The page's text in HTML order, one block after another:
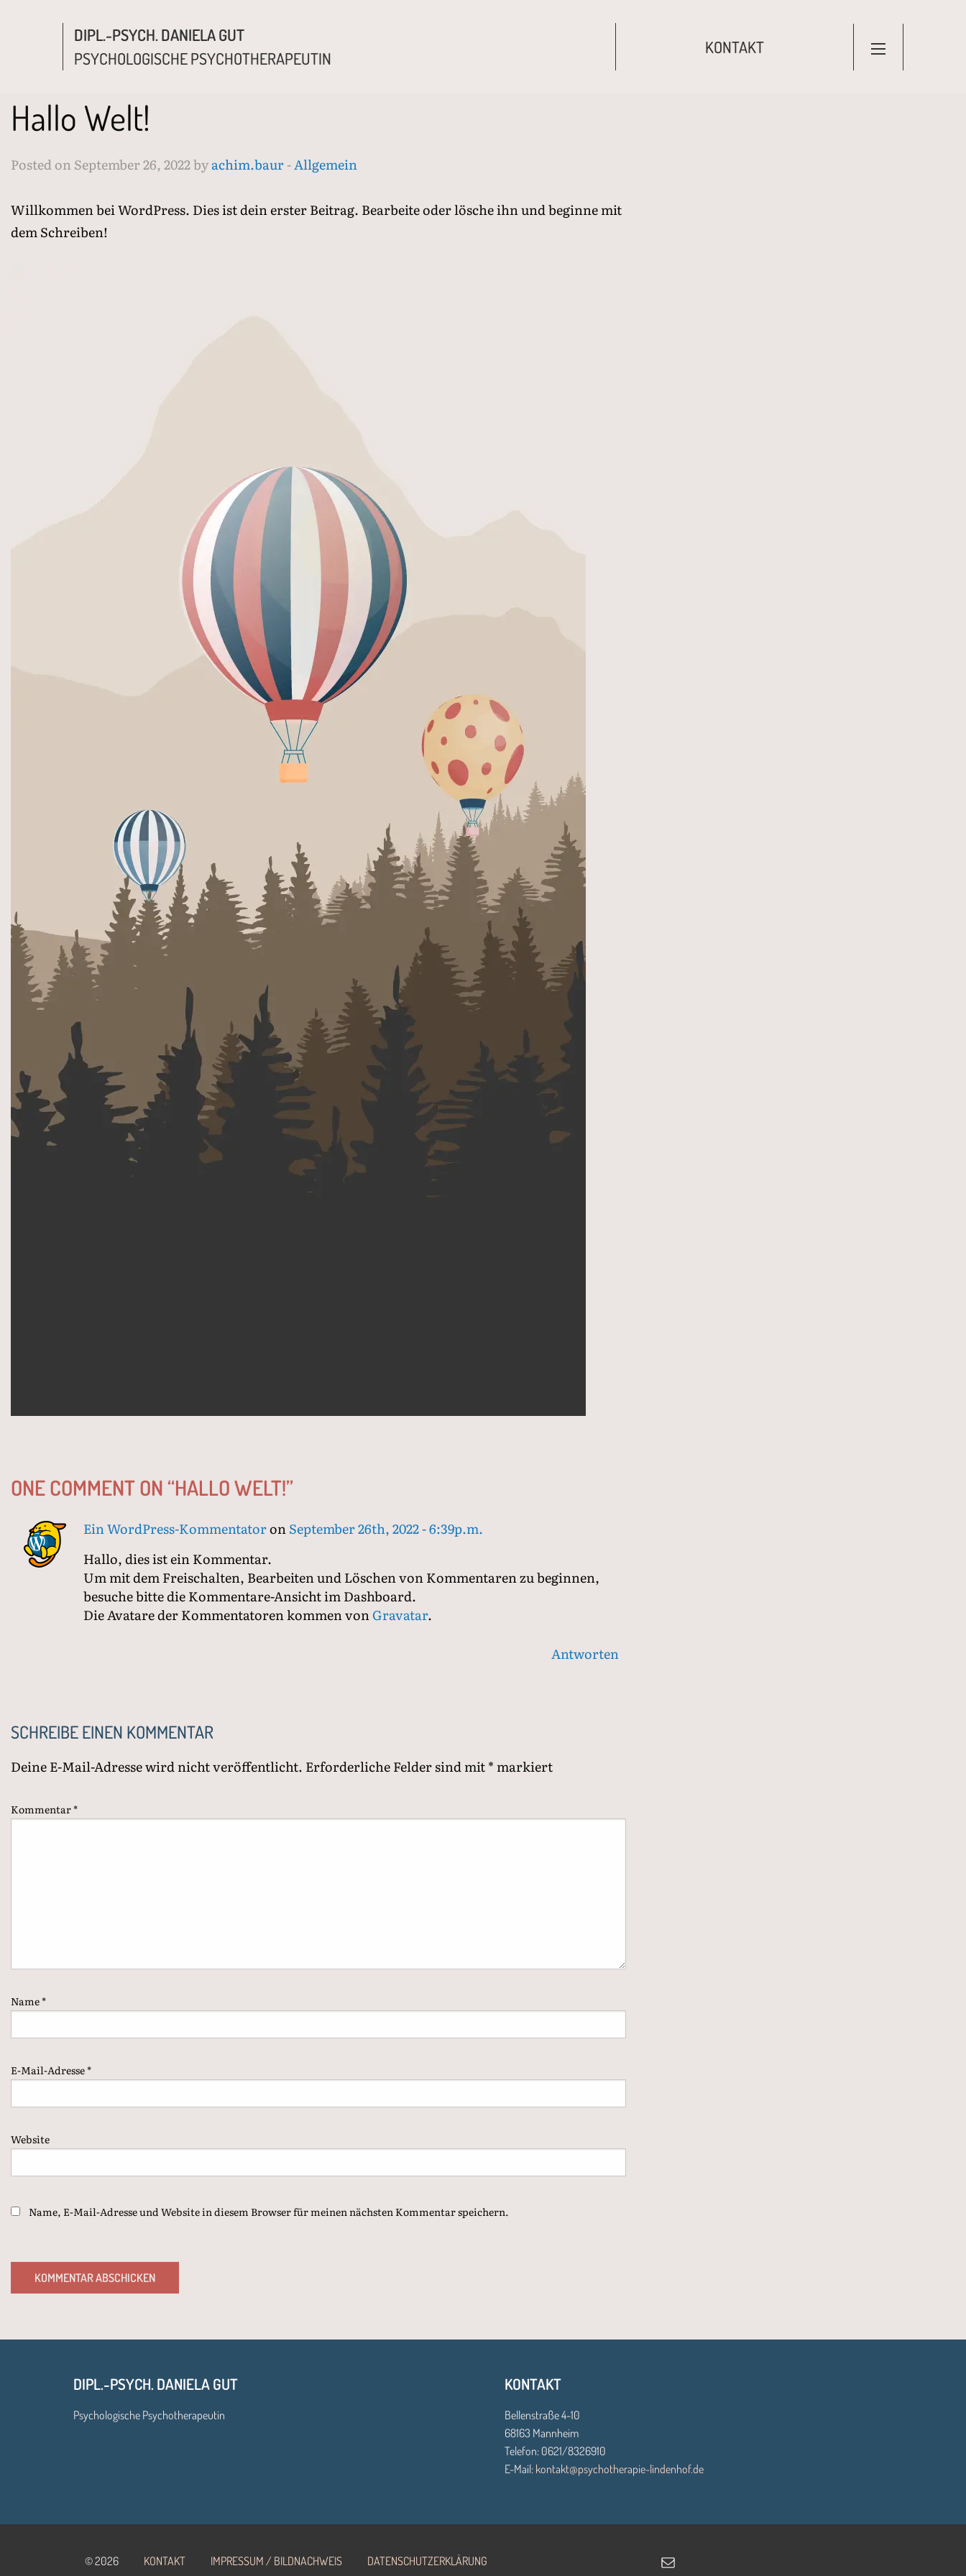
DIPL.-PSYCH. DANIELA GUT
PSYCHOLOGISCHE PSYCHOTHERAPEUTIN
KONTAKT
Hallo Welt!
Posted on September 26, 2022 byachim.baur-Allgemein
Willkommen bei WordPress. Dies ist dein erster Beitrag. Bearbeite oder lösche ihn und beginne mit
dem Schreiben!
ONE COMMENT ON “HALLO WELT!”
Ein WordPress-Kommentatoron September 26th, 2022 - 6:39p.m.
Hallo, dies ist ein Kommentar.
Um mit dem Freischalten, Bearbeiten und Löschen von Kommentaren zu beginnen,
besuche bitte die Kommentare-Ansicht im Dashboard.
Die Avatare der Kommentatoren kommen von Gravatar.
Antworten
SCHREIBE EINEN KOMMENTAR
Deine E-Mail-Adresse wird nicht veröffentlicht. Erforderliche Felder sind mit* markiert
Kommentar*
Name*
E-Mail-Adresse*
Website
Name, E-Mail-Adresse und Website in diesem Browser für meinen nächsten Kommentar speichern.
DIPL.-PSYCH. DANIELA GUT
Psychologische Psychotherapeutin
KONTAKT
Bellenstraße 4-10
68163 Mannheim
Telefon: 0621/8326910
E-Mail: kontakt@psychotherapie-lindenhof.de
© 2026 KONTAKT IMPRESSUM / BILDNACHWEIS DATENSCHUTZERKLÄRUNG